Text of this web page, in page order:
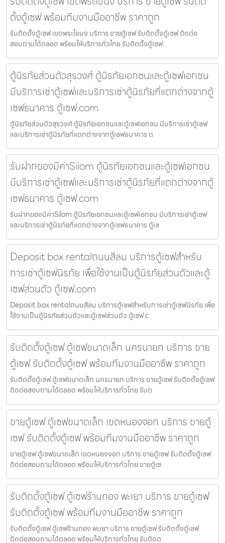
ตั้งตู้เซฟ พร้อมทีมงานมืออาชีพ ราคาถูก
รับติดตั้งตู้เซฟ เขตพระโขนง บริการ ขายตู้เซฟ รับติดตั้งตู้เซฟ ติดต่อ
สอบถามได้ตลอด พร้อมให้บริการทั่วไทย รับติดตั้งตู้เซฟ
ตู้นิรภัยส่วนตัวสุรวงศ์ ตู้นิรภัยเอกชนและตู้เซฟเอกชน
มีบริการเช่าตู้เซฟและบริการเช่าตู้นิรภัยที่แตกต่างจากตู้
เซฟธนาคาร ตู้เซฟ.com
ตู้นิรภัยส่วนตัวสุรวงศ์ ตู้นิรภัยเอกชนและตู้เซฟเอกชน มีบริการเช่าตู้เซฟ
และบริการเช่าตู้นิรภัยที่แตกต่างจากตู้เซฟธนาคาร ต
รับฝากของมีค่าSilom ตู้นิรภัยเอกชนและตู้เซฟเอกชน
มีบริการเช่าตู้เซฟและบริการเช่าตู้นิรภัยที่แตกต่างจากตู้
เซฟธนาคาร ตู้เซฟ.com
รับฝากของมีค่าSilom ตู้นิรภัยเอกชนและตู้เซฟเอกชน มีบริการเช่าตู้เซฟ
และบริการเช่าตู้นิรภัยที่แตกต่างจากตู้เซฟธนาคาร ตู้เซ
Deposit box rentalถนนสีลม บริการตู้เซฟสำหรับ
การเช่าตู้เซฟนิรภัย เพื่อใช้งานเป็นตู้นิรภัยส่วนตัวและตู้
เซฟส่วนตัว ตู้เซฟ.com
Deposit box rentalถนนสีลม บริการตู้เซฟสำหรับการเช่าตู้เซฟนิรภัย เพื่อ
ใช้งานเป็นตู้นิรภัยส่วนตัวและตู้เซฟส่วนตัว ตู้เซฟ.c
รับติดตั้งตู้เซฟ ตู้เซฟขนาดเล็ก นครนายก บริการ ขาย
ตู้เซฟ รับติดตั้งตู้เซฟ พร้อมทีมงานมืออาชีพ ราคาถูก
รับติดตั้งตู้เซฟ ตู้เซฟขนาดเล็ก นครนายก บริการ ขายตู้เซฟ รับติดตั้งตู้เซฟ
ติดต่อสอบถามได้ตลอด พร้อมให้บริการทั่วไทย รับต
ขายตู้เซฟ ตู้เซฟขนาดเล็ก เขตหนองจอก บริการ ขายตู้
เซฟ รับติดตั้งตู้เซฟ พร้อมทีมงานมืออาชีพ ราคาถูก
ขายตู้เซฟ ตู้เซฟขนาดเล็ก เขตหนองจอก บริการ ขายตู้เซฟ รับติดตั้งตู้เซฟ
ติดต่อสอบถามได้ตลอด พร้อมให้บริการทั่วไทย ขายตู้เซ
รับติดตั้งตู้เซฟ ตู้เซฟร้านทอง พะเยา บริการ ขายตู้เซฟ
รับติดตั้งตู้เซฟ พร้อมทีมงานมืออาชีพ ราคาถูก
รับติดตั้งตู้เซฟ ตู้เซฟร้านทอง พะเยา บริการ ขายตู้เซฟ รับติดตั้งตู้เซฟ
ติดต่อสอบถามได้ตลอด พร้อมให้บริการทั่วไทย รับติดต